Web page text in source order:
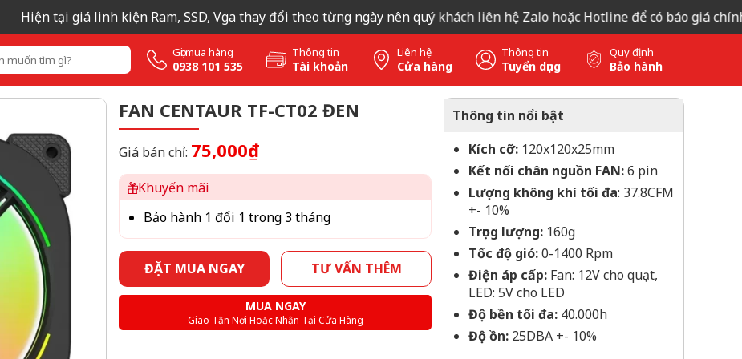
Hiện tại giá linh kiện Ram, SSD, Vga thay đổi theo từng ngày nên quý khách liên hệ Zalo hoặc Hotline để có báo giá chính
Gọi mua hàng
0938 101 535
Thông tin
Tài khoản
Liên hệ
Cửa hàng
Thông tin
Tuyển dụng
Quy định
Bảo hành
FAN CENTAUR TF-CT02 ĐEN
Giá bán chỉ: 75,000₫
Khuyến mãi
Bảo hành 1 đổi 1 trong 3 tháng
ĐẶT MUA NGAY TƯ VẤN THÊM
MUA NGAY
Giao Tận Nơi Hoặc Nhận Tại Cửa Hàng
Thông tin nổi bật
Kích cỡ: 120x120x25mm
Kết nối chân nguồn FAN:6 pin
Lượng không khí tối đa: 37.8CFM
+- 10%
Trọng lượng: 160g
Tốc độ gió:0-1400 Rpm
Điện áp cấp: Fan: 12V cho quạt,
LED: 5V cho LED
Độ bền tối đa: 40.000h
Độ ồn: 25DBA +- 10%